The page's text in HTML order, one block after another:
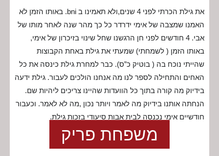
את גילת הכרתי לפני 4 שנים,ולא תאמינו ב bni. באותו הזמן לא
האמנו שמצבה של אימי ידרדר כל כך מהר שנה לאחר מותו של
אבי. 4 חודשים לפני חן הרגשנו שחל שינוי בזיכרון של אימי,
באותו הזמן ( לשמחתי) שמעתי את גילת באחת הקבוצות
שהייתי נוכח בה ( בוטיק כ”ס). כבר למחרת גילת כינסה את כל
האחים והתחילה לספר לנו מה אנחנו הולכים לעבור. גילת ידעה
בידיוק מה קורה בתוך כל הוועדות שהיינו צריכים ליהיות שם.
הנחתה אותנו בידיוק מה לאמר ויותר נכון ,מה לא לאמר. וכעבור
חודשיים אימי נכנסה לבית אבות סיעודי בזכות גילת.
משפחת פריק